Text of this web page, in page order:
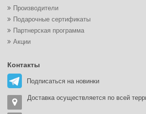
Производители
Подарочные сертификаты
Партнерская программа
Акции
Контакты
Подписаться на новинки
Доставка осуществляется по всей